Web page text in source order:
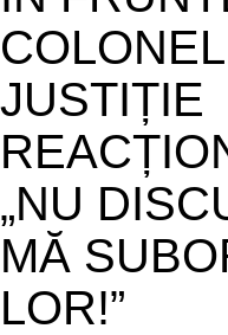
JUSTIȚIE
„NU
MĂ
LOR!”